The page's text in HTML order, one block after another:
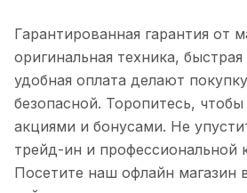
Гарантированная гарантия от
оригинальная техника,
удобная оплата делают
безопасной. Торопитесь, чтобы
акциями и бонусами. Не
трейд-ин и профессиональной
Посетите наш офлайн магазин